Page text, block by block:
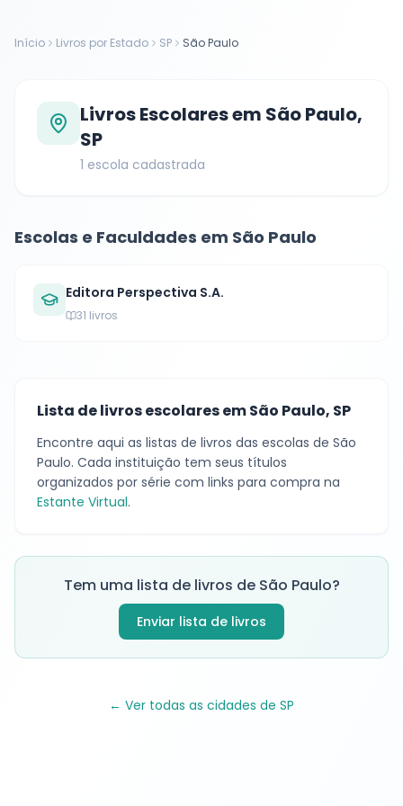
Início Livros por Estado SP São Paulo
Livros Escolares em São Paulo,
SP
1 escola cadastrada
Escolas e Faculdades em São Paulo
Editora Perspectiva S.A.
31 livros
Lista de livros escolares emSão Paulo, SP
Encontre aqui as listas de livros das escolas de São
Paulo. Cada instituição tem seus títulos
organizados por série com links para compra na
Estante Virtual.
Tem uma lista de livros de São Paulo?
Enviar lista de livros
← Ver todas as cidades de SP